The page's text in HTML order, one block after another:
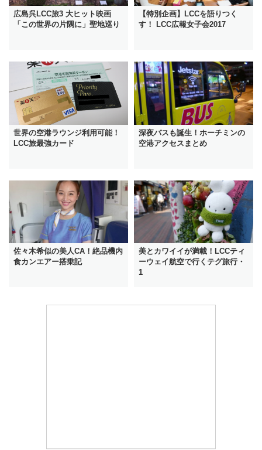
広島呉LCC旅3 大ヒット映画
「この世界の片隅に」聖地巡り
【特別企画】LCCを語りつく
す！ LCC広報女子会2017
世界の空港ラウンジ利用可能！
LCC旅最強カード
深夜バスも誕生！ホーチミンの
空港アクセスまとめ
佐々木希似の美人CA！絶品機内
食カンエアー搭乗記
美とカワイイが満載！LCCティ
ーウェイ航空で行くテグ旅行・
1